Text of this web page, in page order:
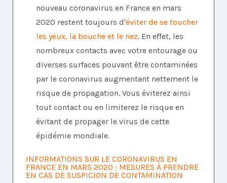
nouveau coronavirus en France en mars
2020 restent toujours d'éviter de se toucher
les yeux, la bouche et le nez. En effet, les
nombreux contacts avec votre entourage ou
diverses surfaces pouvant être contaminées
par le coronavirus augmentant nettement le
risque de propagation. Vous éviterez ainsi
tout contact ou en limiterez le risque en
évitant de propager le virus de cette
épidémie mondiale.
INFORMATIONS SUR LE CORONAVIRUS EN
FRANCE EN MARS 2020 : MESURES À PRENDRE
EN CAS DE SUSPICION DE CONTAMINATION